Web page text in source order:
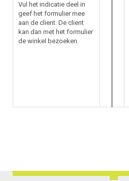
Vul het indicatie deel in
geef het formulier mee
aan de client. De client
kan dan met het formulier
de winkel bezoeken.